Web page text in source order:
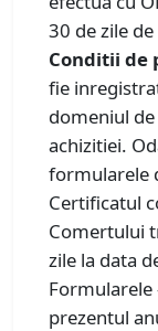
30 de zile
Conditii de
fie
domeniul
achizitiei.
formularele
Certificatul
Comertului
zile la data
Formularele
prezentul